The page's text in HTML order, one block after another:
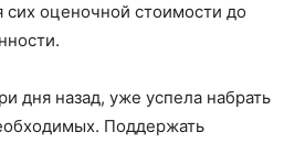
сих оценочной стоимости до
дня назад, уже успела набрать
Поддержать